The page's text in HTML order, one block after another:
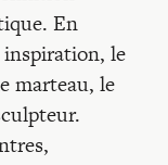
En
le
marteau, le